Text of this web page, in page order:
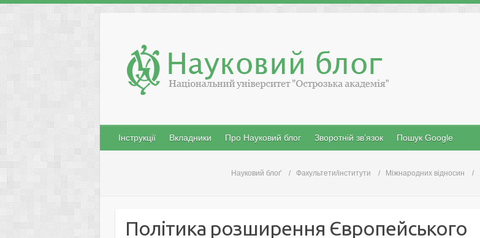
content
Інструкції Вкладники Про Науковий блог Зворотній зв’язок Пошук Google
Науковий блоґ Факультети/інститути Міжнародних відносин
Політика розширення Європейського